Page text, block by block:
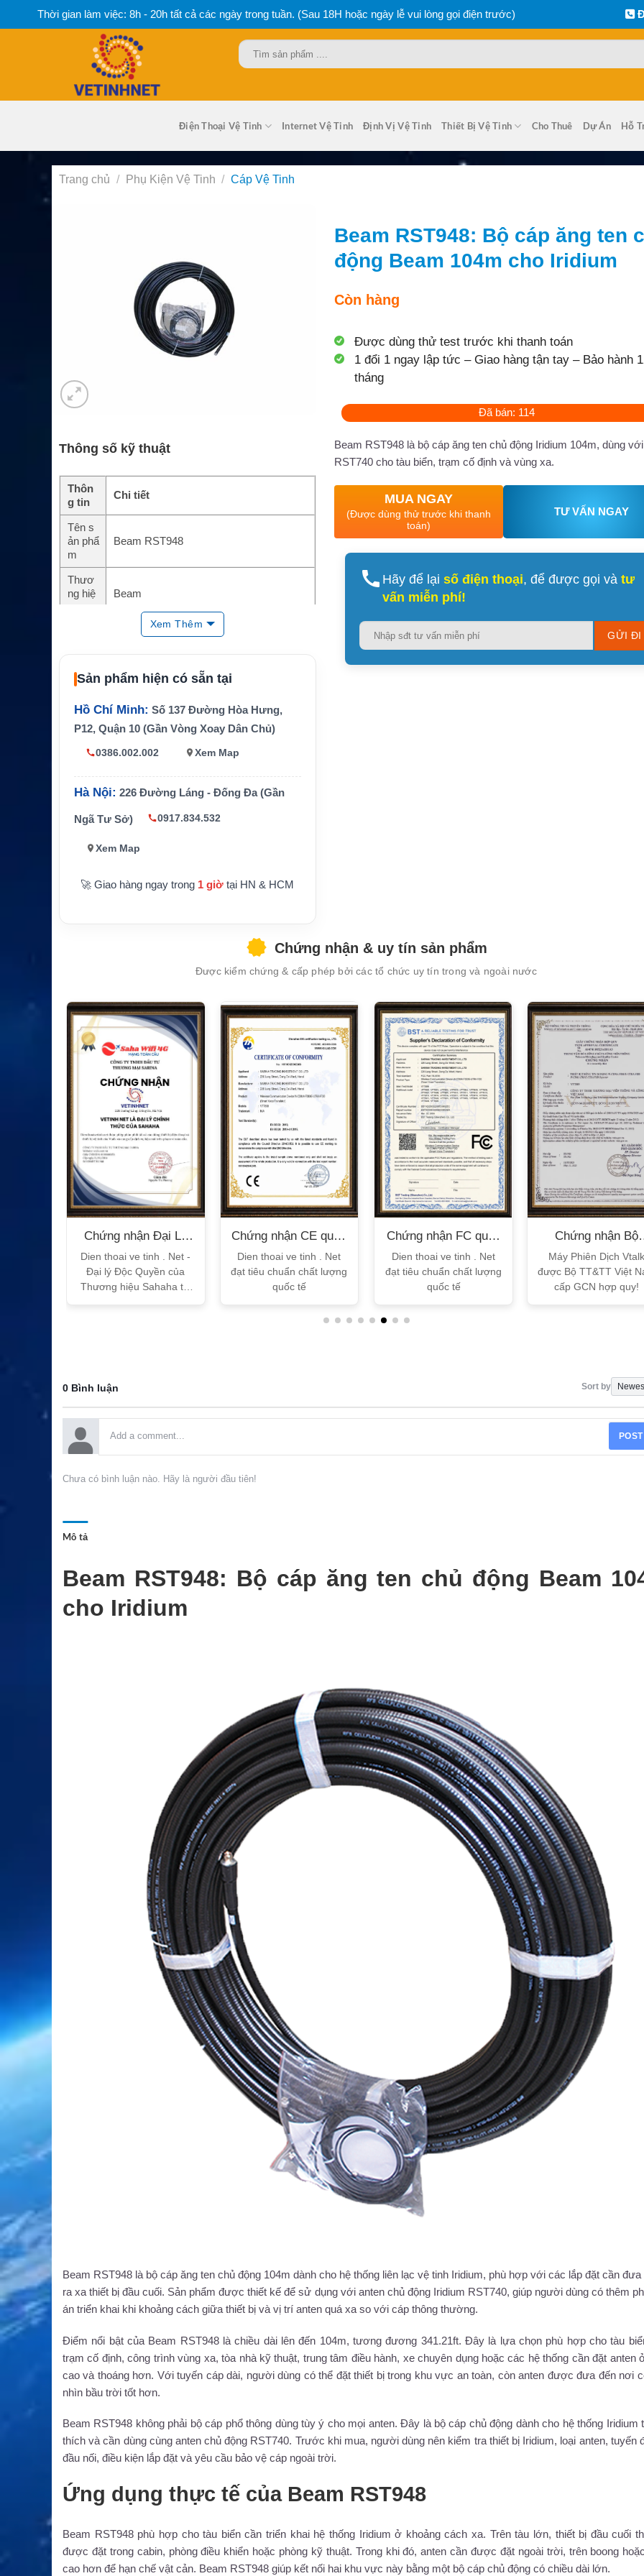
Thời gian làm việc: 8h - 20h tất cả các ngày trong tuần. (Sau 18H hoặc ngày lễ vui lòng gọi điện trước)
Tìm
kiếm:
Điện Thoại Vệ Tinh Internet Vệ Tinh Định Vị Vệ Tinh Thiết Bị Vệ Tinh Cho Thuê Dự Án Hỗ
Trang chủ / Phụ Kiện Vệ Tinh / Cáp Vệ Tinh
Thông số kỹ thuật
Thôn
g tin
Chi tiết
Tên s
ản phẩ
m
Beam RST948
Thươ
ng hiệ
Beam
Chiều
Anten
sử dụ
RST740 Active Iridium Antenna
Kết nố
i chính
N-Male, N-Female, TNC-Male theo cấu hì
nh bộ cáp
Thành
phần c
Cáp chủ động, fly lead Iridium và amp lead
ụng
ạm cố định, xe chuyên dụng và công trình
vùng xa
Xem Thêm
Sản phẩm hiện có sẵn tại
Hồ Chí Minh: Số 137 Đường Hòa Hưng,
P12, Quận 10 (Gần Vòng Xoay Dân Chủ)
0386.002.002 Xem Map
Hà Nội: 226 Đường Láng - Đống Đa (Gần
Ngã Tư Sở) 0917.834.532
Xem Map
🚀 Giao hàng ngay trong 1 giờ tại HN & HCM
Beam RST948: Bộ cáp ăng ten
động Beam 104m cho Iridium
Còn hàng
Được dùng thử test trước khi thanh toán
1 đổi 1 ngay lập tức – Giao hàng tận tay – Bảo hành
tháng
Đã bán: 114
Beam RST948 là bộ cáp ăng ten chủ động Iridium 104m, dùng
RST740 cho tàu biển, trạm cố định và vùng xa.
MUA NGAY
(Được dùng thử trước khi thanh
toán)
TƯ VẤN NGAY
Hãy để lại số điện thoại, để được gọi và tư
vấn miễn phí!
Please
this
Chứng nhận & uy tín sản phẩm
Được kiểm chứng & cấp phép bởi các tổ chức uy tín trong và ngoài nước
Chứng nhận Đại Lý
Sahaha
Dien thoai ve tinh . Net -
Đại lý Độc Quyền của
Thương hiệu Sahaha tại
Chứng nhận CE quốc
tế
Dien thoai ve tinh . Net
đạt tiêu chuẩn chất lượng
quốc tế
Chứng nhận FC quốc
tế
Dien thoai ve tinh . Net
đạt tiêu chuẩn chất lượng
quốc tế
Chứng nhận Bộ
TT&TT
Máy Phiên Dịch
được Bộ TT&TT Việt
cấp GCN hợp quy!
0 Bình luận Sort by
POST
Chưa có bình luận nào. Hãy là người đầu tiên!
Mô tả
Beam RST948: Bộ cáp ăng ten chủ động Beam
cho Iridium
Beam RST948 là bộ cáp ăng ten chủ động 104m dành cho hệ thống liên lạc vệ tinh Iridium, phù hợp với các lắp đặt cần đưa
ra xa thiết bị đầu cuối. Sản phẩm được thiết kế để sử dụng với anten chủ động Iridium RST740, giúp người dùng có thêm
án triển khai khi khoảng cách giữa thiết bị và vị trí anten quá xa so với cáp thông thường.
Điểm nổi bật của Beam RST948 là chiều dài lên đến 104m, tương đương 341.21ft. Đây là lựa chọn phù hợp cho tàu
trạm cố định, công trình vùng xa, tòa nhà kỹ thuật, trung tâm điều hành, xe chuyên dụng hoặc các hệ thống cần đặt anten
cao và thoáng hơn. Với tuyến cáp dài, người dùng có thể đặt thiết bị trong khu vực an toàn, còn anten được đưa đến nơi
nhìn bầu trời tốt hơn.
Beam RST948 không phải bộ cáp phổ thông dùng tùy ý cho mọi anten. Đây là bộ cáp chủ động dành cho hệ thống Iridium
thích và cần dùng cùng anten chủ động RST740. Trước khi mua, người dùng nên kiểm tra thiết bị Iridium, loại anten, tuyến
đầu nối, điều kiện lắp đặt và yêu cầu bảo vệ cáp ngoài trời.
Ứng dụng thực tế của Beam RST948
Beam RST948 phù hợp cho tàu biển cần triển khai hệ thống Iridium ở khoảng cách xa. Trên tàu lớn, thiết bị đầu cuối
được đặt trong cabin, phòng điều khiển hoặc phòng kỹ thuật. Trong khi đó, anten cần được đặt ngoài trời, trên boong
cao hơn để hạn chế vật cản. Beam RST948 giúp kết nối hai khu vực này bằng một bộ cáp chủ động có chiều dài lớn.
XEM CHI TIẾT XEM CHI TIẾT XEM CHI TIẾT